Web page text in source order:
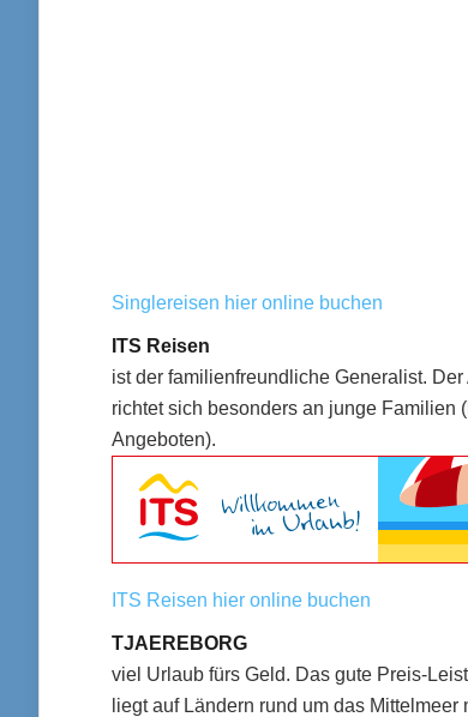
Singlereisen hier online buchen
ITS Reisen
ist der familienfreundliche Generalist.
richtet sich besonders an junge Familien
Angeboten).
ITS Reisen hier online buchen
TJAEREBORG
viel Urlaub fürs Geld. Das gute Preis-
liegt auf Ländern rund um das